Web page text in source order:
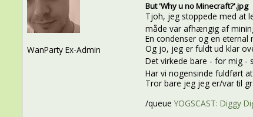
WanParty Ex-Admin
But 'Why u no Minecraft?'.jpg
Tjoh, jeg stoppede med at
måde var afhængig af
En condenser og en
Og jo, jeg er fuldt ud klar
Det virkede bare - for mig -
Har vi nogensinde fuldført
Tror bare jeg jeg er/var til
/queueYOGSCAST: Diggy